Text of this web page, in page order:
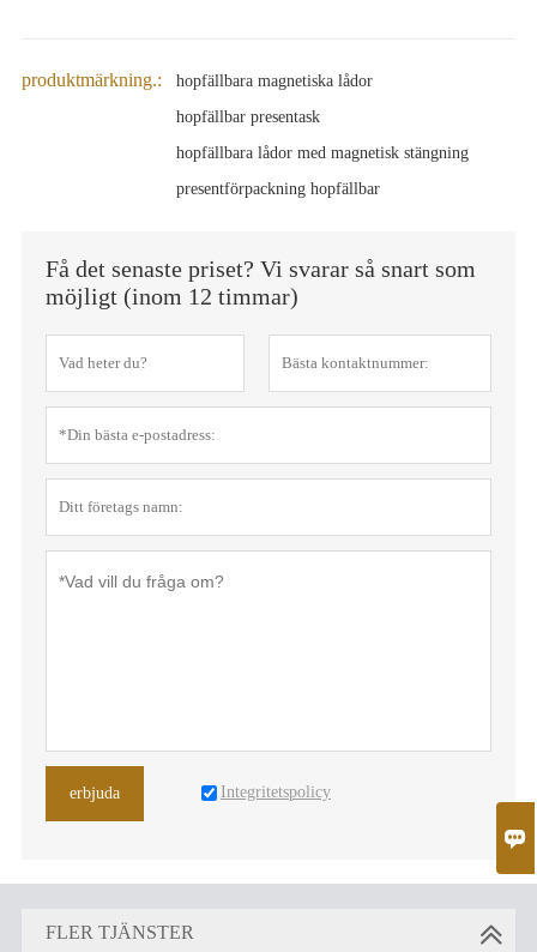

produktmärkning.:
hopfällbara magnetiska lådor
hopfällbar presentask
hopfällbara lådor med magnetisk stängning
presentförpackning hopfällbar
Få det senaste priset? Vi svarar så snart som
möjligt (inom 12 timmar)
erbjuda Integritetspolicy
FLER TJÄNSTER